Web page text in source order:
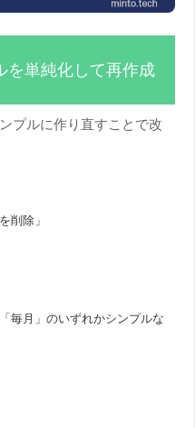
を単純化して再作成
プルに作り直すことで改
削除」
毎月」のいずれかシンプルな